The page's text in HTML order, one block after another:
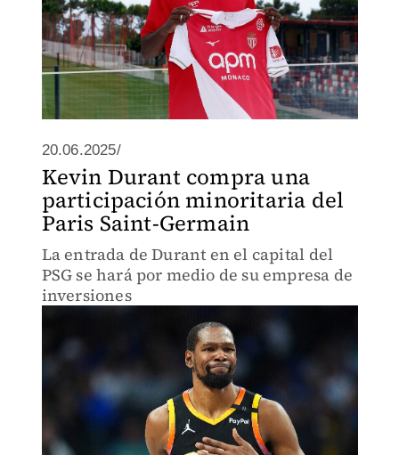
20.06.2025/
Kevin Durant compra una
participación minoritaria del
Paris Saint-Germain
La entrada de Durant en el capital del
PSG se hará por medio de su empresa de
inversiones